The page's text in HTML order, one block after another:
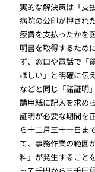
実的な解決策は「支
病院の公印が押され
療費を支払ったかを
明書を取得するため
ず、窓口や電話で「
ほしい」と明確に伝
などと同じ「諸証明
請用紙に記入を求め
証明が必要な期間を
ら十二月三十一日ま
て、事務作業の範囲
料」が発生すること